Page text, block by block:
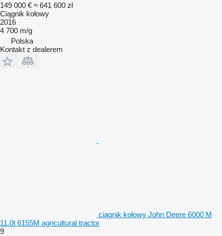
149 000 € ≈ 641 600 zł
Ciągnik kołowy
2016
4 700 m/g
Polska
Kontakt z dealerem
ciągnik kołowy John Deere 6000 M
11.0t 6155M agricultural tractor
9